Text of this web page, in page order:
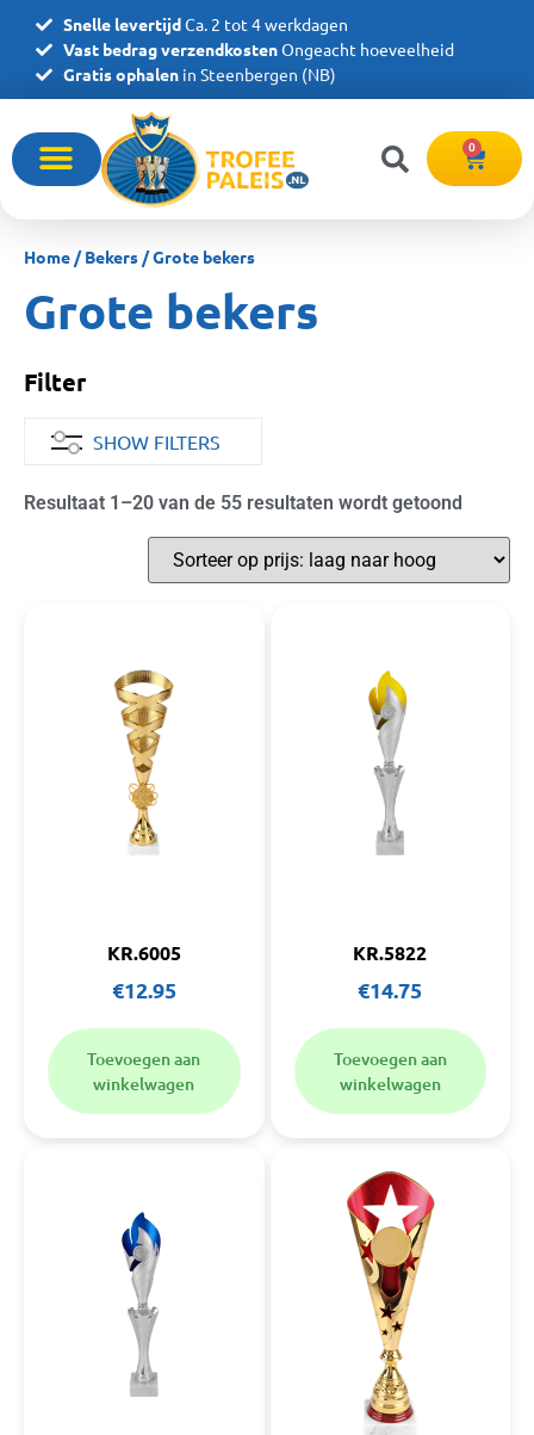
Snelle levertijdCa. 2 tot 4 werkdagen
Vast bedrag verzendkostenOngeacht hoeveelheid
Gratis ophalen in Steenbergen (NB)
0
Home /Bekers / Grote bekers
Grote bekers
Filter
SHOW FILTERS
Resultaat 1–20 van de 55 resultaten wordt getoond
KR.6005
€12.95
Toevoegen aan
winkelwagen
KR.5822
€14.75
Toevoegen aan
winkelwagen